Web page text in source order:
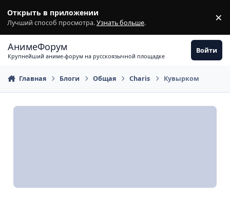
Открыть в приложении
Лучший способ просмотра.Узнать больше. ×
АнимеФорум
Крупнейший аниме-форум на русскоязычной площадке
Войти
Главная Блоги Общая Charis Кувырком